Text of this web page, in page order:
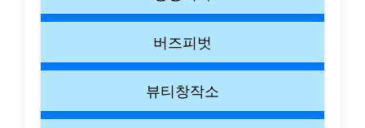
버즈피벗
뷰티창작소